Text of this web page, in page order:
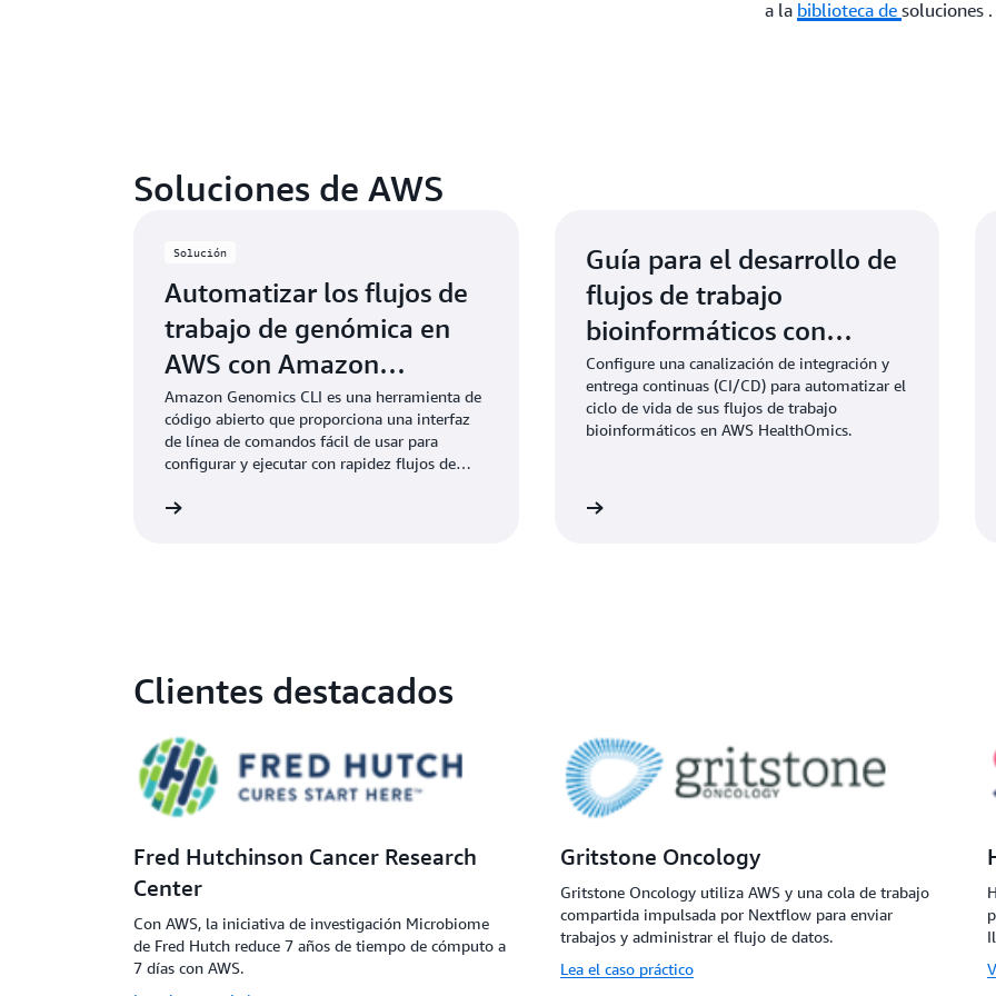
a la biblioteca de soluciones .
Soluciones de AWS
Solución
Automatizar los flujos de
trabajo de genómica en
AWS con Amazon
Genomics CLI
Amazon Genomics CLI es una herramienta de
código abierto que proporciona una interfaz
de línea de comandos fácil de usar para
configurar y ejecutar con rapidez flujos de
estudios genéticos a nivel de la población y
Guía para el desarrollo de
flujos de trabajo
bioinformáticos con
DevOps en AWS
Configure una canalización de integración y
entrega continuas (CI/CD) para automatizar el
ciclo de vida de sus flujos de trabajo
bioinformáticos en AWS HealthOmics.
Clientes destacados
Fred Hutchinson Cancer Research
Center
Con AWS, la iniciativa de investigación Microbiome
de Fred Hutch reduce 7 años de tiempo de cómputo a
7 días con AWS.
Gritstone Oncology
Gritstone Oncology utiliza AWS y una cola de trabajo
compartida impulsada por Nextflow para enviar
trabajos y administrar el flujo de datos.
Lea el caso práctico